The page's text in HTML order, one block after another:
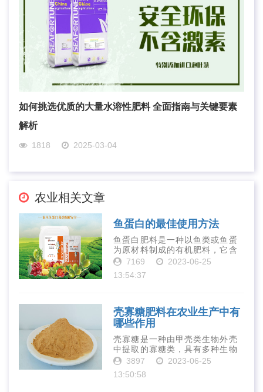
如何挑选优质的大量水溶性肥料 全面指南与关键要素
解析
1818 2025-03-04
农业相关文章
鱼蛋白的最佳使用方法
鱼蛋白肥料是一种以鱼类或鱼蛋
为原材料制成的有机肥料，它含
有丰富的营养物质，如氮、磷、
元素和植物生长因子。这些营养
7169
2023-06-25
13:54:37
壳寡糖肥料在农业生产中有
哪些作用
壳寡糖是一种由甲壳类生物外壳
中提取的寡糖类，具有多种生物
活性和营养价值。在农业生产
是作为一种新型的有机肥料，壳
3897
2023-06-25
13:50:58